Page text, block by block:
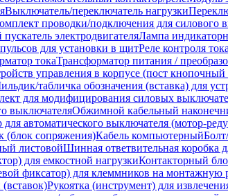
Выключатель/переключатель нагрузки
проводки/подключения для силового
электродвигателяЛампа
для установки в щитРеле контроля тока
токаТрансформатор питания /
управления в корпусе (пост кнопочный
табличка обозначения (вставка) для
для модифицирования силовых
выключателяОбжимной кабельный
автоматического выключателя (мотор-
(блок сопряжения)Кабель компьютерный
листовойШинная ответвительная коробка
для емкостной нагрузкиКонтакторный
фиксатор) для клеммников на монтажную
Рукоятка (инструмент) для